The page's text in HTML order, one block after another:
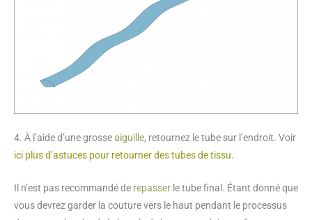
4. À l’aide d’une grosseaiguille, retournez le tube sur l’endroit. Voir
ici plus d’astuces pour retourner des tubes de tissu.
Il n’est pas recommandé de repasser le tube final. Étant donné que
vous devrez garder la couture vers le haut pendant le processus